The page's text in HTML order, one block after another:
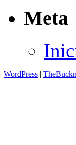
Meta
WordPress |